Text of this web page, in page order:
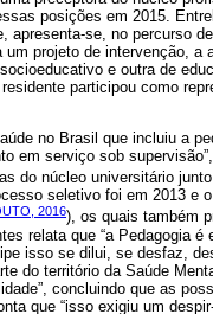
posições em 2015.
apresenta-se, no percurso
projeto de intervenção, a
e outra de
participou como
no Brasil que incluiu a
em serviço sob
do núcleo universitário
seletivo foi em 2013 e
2016), os quais também
relata que “a Pedagogia
isso se dilui, se desfaz,
do território da Saúde
concluindo que as
que “isso exigiu um